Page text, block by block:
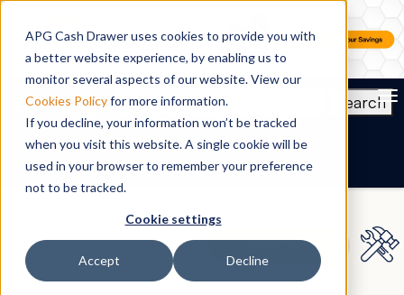
APG Cash Drawer uses cookies to provide you with
a better website experience, by enabling us to
monitor several aspects of our website. View our
Cookies Policyfor more information.
If you decline, your information won’t be tracked
when you visit this website. A single cookie will be
used in your browser to remember your preference
not to be tracked.
Cookie settings
Accept Decline
Search
ES